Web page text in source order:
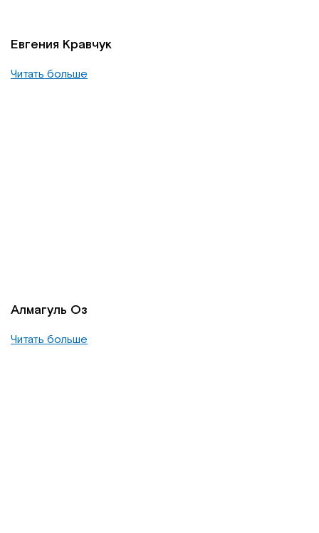
Евгения Кравчук
Читать больше
Алмагуль Оз
Читать больше